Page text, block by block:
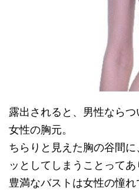
露出されると、男性なら
女性の胸元。
ちらりと見えた胸の谷間
ッとしてしまうことってあ
豊満なバストは女性の憧れ